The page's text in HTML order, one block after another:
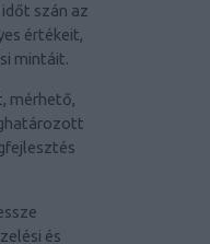
szán az
értékeit,
mintáit.
mérhető,
és